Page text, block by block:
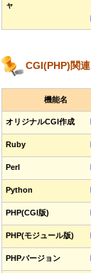
ャ
CGI(PHP)関連
機能名
オリジナルCGI作成
Ruby
Perl
Python
PHP(CGI版)
PHP(モジュール版)
PHPバージョン